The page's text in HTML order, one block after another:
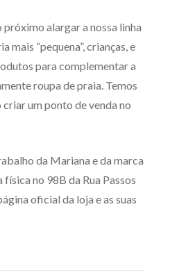
alargar a nossa linha
mais “pequena”, crianças, e
para complementar a
roupa de praia. Temos
um ponto de venda no
da Mariana e da marca
no 98B da Rua Passos
oficial da loja e as suas